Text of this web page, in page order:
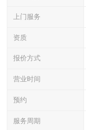
上门服务
资质
报价方式
营业时间
预约
服务周期